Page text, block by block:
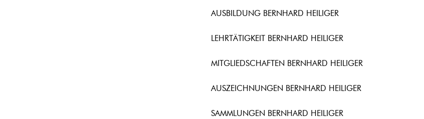
AUSBILDUNG BERNHARD HEILIGER
LEHRTÄTIGKEIT BERNHARD HEILIGER
MITGLIEDSCHAFTEN BERNHARD HEILIGER
AUSZEICHNUNGEN BERNHARD HEILIGER
SAMMLUNGEN BERNHARD HEILIGER